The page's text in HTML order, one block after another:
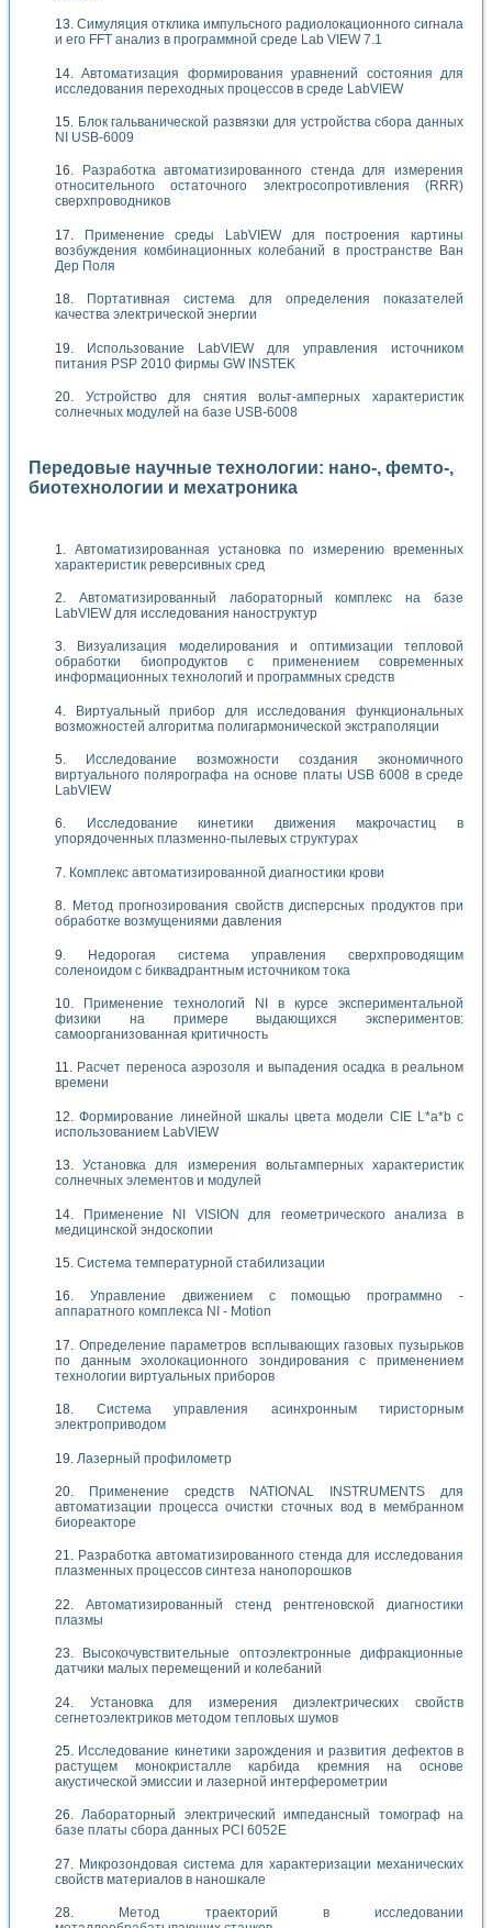
Симуляция отклика импульсного радиолокационного сигнала
и его FFT анализ в программной среде Lab VIEW 7.1
Автоматизация формирования уравнений состояния для
исследования переходных процессов в среде LabVIEW
Блок гальванической развязки для устройства сбора данных
NI USB-6009
Разработка автоматизированного стенда для измерения
относительного остаточного электросопротивления (RRR)
сверхпроводников
Применение среды LabVIEW для построения картины
возбуждения комбинационных колебаний в пространстве Ван
Дер Поля
Портативная система для определения показателей
качества электрической энергии
Использование LabVIEW для управления источником
питания PSP 2010 фирмы GW INSTEK
Устройство для снятия вольт-амперных характеристик
солнечных модулей на базе USB-6008
Передовые научные технологии: нано-, фемто-,
биотехнологии и мехатроника
Автоматизированная установка по измерению временных
характеристик реверсивных сред
Автоматизированный лабораторный комплекс на базе
LabVIEW для исследования наноструктур
Визуализация моделирования и оптимизации тепловой
обработки биопродуктов с применением современных
информационных технологий и программных средств
Виртуальный прибор для исследования функциональных
возможностей алгоритма полигармонической экстраполяции
Исследование возможности создания экономичного
виртуального полярографа на основе платы USB 6008 в среде
LabVIEW
Исследование кинетики движения макрочастиц в
упорядоченных плазменно-пылевых структурах
Комплекс автоматизированной диагностики крови
Метод прогнозирования свойств дисперсных продуктов при
обработке возмущениями давления
Недорогая система управления сверхпроводящим
соленоидом с биквадрантным источником тока
Применение технологий NI в курсе экспериментальной
физики на примере выдающихся экспериментов:
самоорганизованная критичность
Расчет переноса аэрозоля и выпадения осадка в реальном
времени
Формирование линейной шкалы цвета модели CIE L*a*b с
использованием LabVIEW
Установка для измерения вольтамперных характеристик
солнечных элементов и модулей
Применение NI VISION для геометрического анализа в
медицинской эндоскопии
Система температурной стабилизации
Управление движением с помощью программно -
аппаратного комплекса NI - Motion
Определение параметров всплывающих газовых пузырьков
по данным эхолокационного зондирования с применением
технологии виртуальных приборов
Система управления асинхронным тиристорным
электроприводом
Лазерный профилометр
Применение средств NATIONAL INSTRUMENTS для
автоматизации процесса очистки сточных вод в мембранном
биореакторе
Разработка автоматизированного стенда для исследования
плазменных процессов синтеза нанопорошков
Автоматизированный стенд рентгеновской диагностики
плазмы
Высокочувствительные оптоэлектронные дифракционные
датчики малых перемещений и колебаний
Установка для измерения диэлектрических свойств
сегнетоэлектриков методом тепловых шумов
Исследование кинетики зарождения и развития дефектов в
растущем монокристалле карбида кремния на основе
акустической эмиссии и лазерной интерферометрии
Лабораторный электрический импедансный томограф на
базе платы сбора данных PCI 6052E
Микрозондовая система для характеризации механических
свойств материалов в наношкале
Метод траекторий в исследовании